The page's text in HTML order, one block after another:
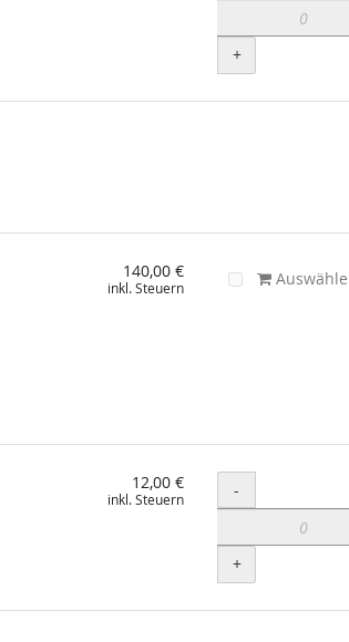
+
140,00 €
inkl. Steuern
12,00 €
inkl. Steuern Menge
-
+